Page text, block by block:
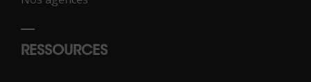
RESSOURCES